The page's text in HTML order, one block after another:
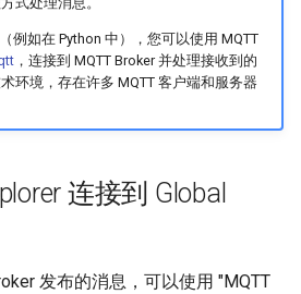
例如在 Python 中），您可以使用 MQTT
，连接到 MQTT Broker 并处理接收到的
环境，存在许多 MQTT 客户端和服务器
连接到 Global
发布的消息，可以使用 "MQTT